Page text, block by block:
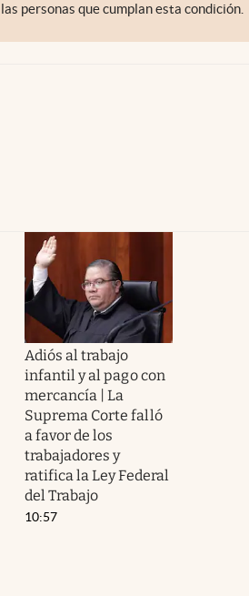
personas que cumplan esta condición.
Adiós al trabajo
infantil y al pago con
mercancía | La
Suprema Corte falló
a favor de los
trabajadores y
ratifica la Ley Federal
del Trabajo
10:57